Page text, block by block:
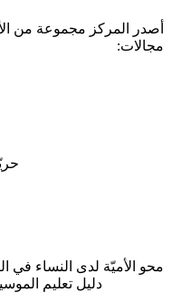
أصدر المركز مجموعة من
مجالات:
محو الأميّة لدى النساء في
دليل تعليم